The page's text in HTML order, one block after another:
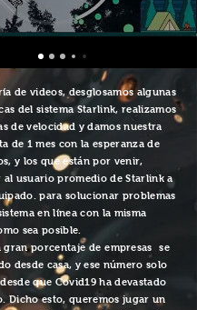
de videos, desglosamos algunas
del sistema Starlink, realizamos
de velocidad y damos nuestra
de 1 mes con la esperanza de
y los que están por venir,
al usuario promedio de Starlink a
para solucionar problemas
en línea con la misma
sea posible.
gran porcentaje de empresas
se
desde casa, y ese número solo
que Covid19 ha devastado
Dicho esto, queremos jugar un